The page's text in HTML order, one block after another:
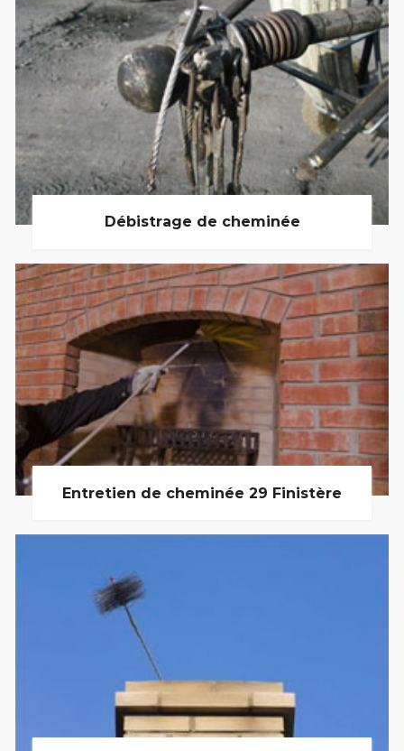
Débistrage de cheminée
Entretien de cheminée 29 Finistère